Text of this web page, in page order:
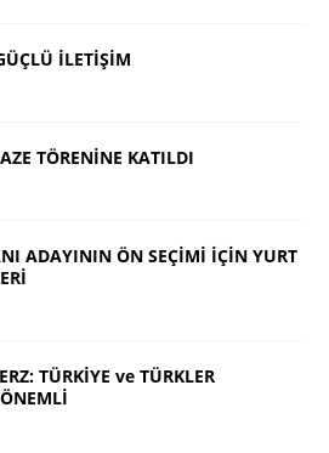
İLETİŞİM
TÖRENİNE KATILDI
ADAYININ ÖN SEÇİMİ İÇİN YURT
TÜRKİYE ve TÜRKLER